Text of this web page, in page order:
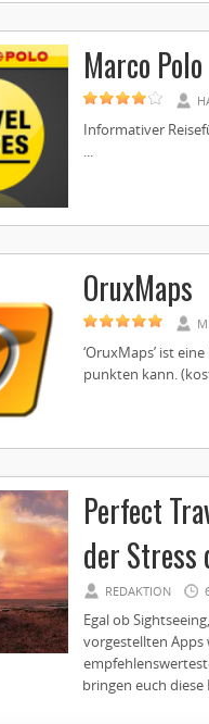
Marco
Informativer
...
OruxMaps
‘OruxMaps’ ist
punkten kann.
Perfect
der Stress
REDAKTION
Egal ob
vorgestellten Apps
bringen euch diese